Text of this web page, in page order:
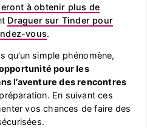
à obtenir plus de
Draguer sur Tinder pour
vous.
qu’un simple phénomène,
pour les
l’aventure des rencontres
En suivant ces
vos chances de faire des